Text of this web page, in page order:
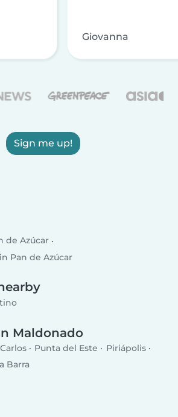
Giovanna
Sign me up!
de Azúcar
Pan de Azúcar
Maldonado
Punta del Este
Piriápolis
Barra